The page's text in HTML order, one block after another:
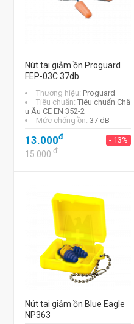
246.000
Nút tai giảm ồn Proguard
FEP-03C 37db
Thương hiệu: Proguard
Tiêu chuẩn: Tiêu chuẩn Châ
u Âu CE EN 352-2
Mức chống ồn: 37 dB
13.000đ - 13%
15.000đ
Nút tai giảm ồn Blue Eagle
NP363